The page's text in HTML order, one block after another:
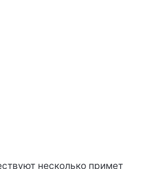
несколько примет